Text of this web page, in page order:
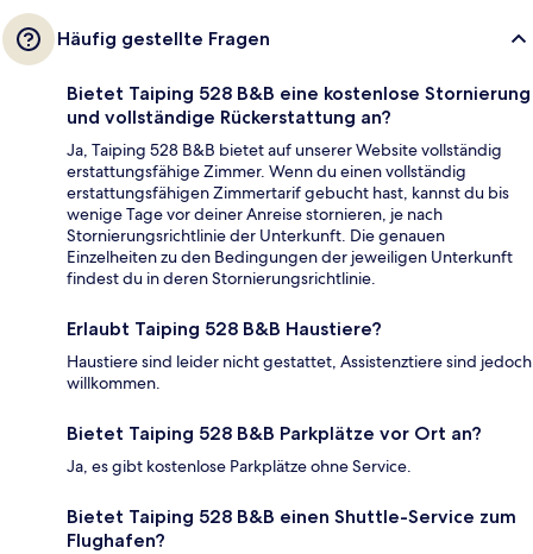
Häufig gestellte Fragen
Bietet Taiping 528 B&B eine kostenlose Stornierung
und vollständige Rückerstattung an?
Ja, Taiping 528 B&B bietet auf unserer Website vollständig
erstattungsfähige Zimmer. Wenn du einen vollständig
erstattungsfähigen Zimmertarif gebucht hast, kannst du bis
wenige Tage vor deiner Anreise stornieren, je nach
Stornierungsrichtlinie der Unterkunft. Die genauen
Einzelheiten zu den Bedingungen der jeweiligen Unterkunft
findest du in deren Stornierungsrichtlinie.
Erlaubt Taiping 528 B&B Haustiere?
Haustiere sind leider nicht gestattet, Assistenztiere sind jedoch
willkommen.
Bietet Taiping 528 B&B Parkplätze vor Ort an?
Ja, es gibt kostenlose Parkplätze ohne Service.
Bietet Taiping 528 B&B einen Shuttle-Service zum
Flughafen?